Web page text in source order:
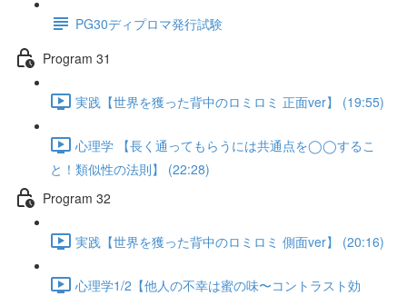
PG30ディプロマ発行試験
Program 31
実践【世界を獲った背中のロミロミ 正面ver】 (19:55)
心理学 【長く通ってもらうには共通点を◯◯するこ
と！類似性の法則】 (22:28)
Program 32
実践【世界を獲った背中のロミロミ 側面ver】 (20:16)
心理学1/2【他人の不幸は蜜の味〜コントラスト効